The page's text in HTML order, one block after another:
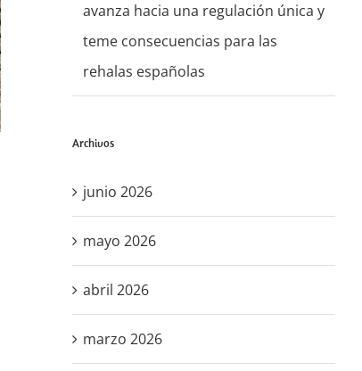
avanza hacia una regulación única y
teme consecuencias para las
rehalas españolas
Archivos
junio 2026
mayo 2026
abril 2026
marzo 2026